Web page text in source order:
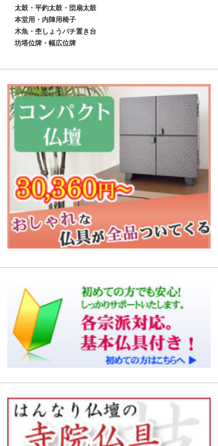
太鼓・平釣太鼓・団扇太鼓
本堂用・内陣用椅子
木魚・杢しょうバチ置き台
坊塔位牌・幅広位牌